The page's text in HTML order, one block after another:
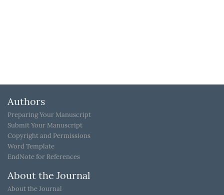
Authors
Preparing Your Manuscript
Submit Your Manuscript
Copyright and Permissions
Word Template
EndNote for References
About the Journal
About the Journal